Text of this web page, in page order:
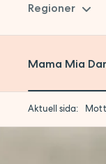
Regioner
Skåne
Stockholm
Mama Mia
Aktuell sida: